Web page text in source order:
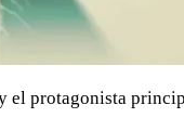
protagonista